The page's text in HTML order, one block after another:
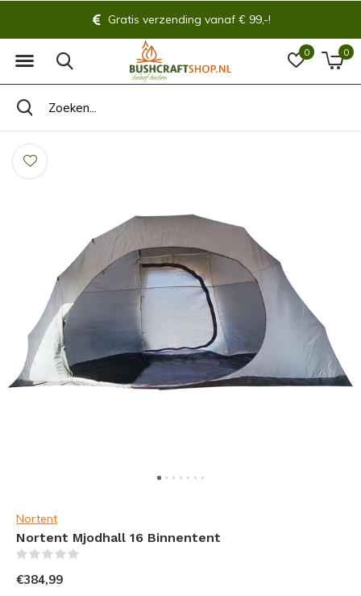
0 0
Gratis verzending vanaf € 99,-!
Nortent
Nortent Mjodhall 16 Binnentent
€384,99